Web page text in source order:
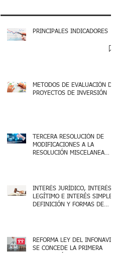
PRINCIPALES INDICADORES
METODOS DE EVALUACIÓN DE
PROYECTOS DE INVERSIÓN
TERCERA RESOLUCIÓN DE
MODIFICACIONES A LA
RESOLUCIÓN MISCELANEA
INTERÉS JURÍDICO, INTERÉS
LEGÍTIMO E INTERÉS SIMPLE,
DEFINICIÓN Y FORMAS DE
REFORMA LEY DEL INFONAVIT:
SE CONCEDE LA PRIMERA